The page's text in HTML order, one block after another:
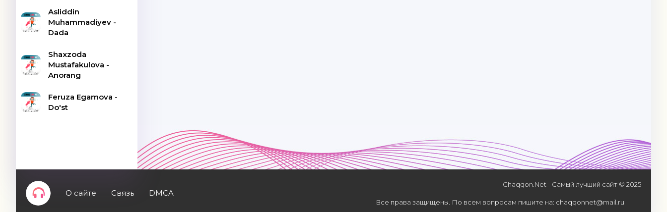
Asliddin
Muhammadiyev -
Dada
Shaxzoda
Mustafakulova -
Anorang
Feruza Egamova -
Do'st
О сайте Связь DMCA
Chaqqon.Net - Самый лучший сайт © 2025
Все права защищены. По всем вопросам пишите на: chaqqonnet@mail.ru